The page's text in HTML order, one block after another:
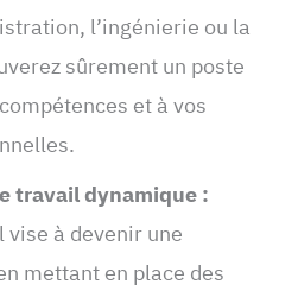
l’ingénierie ou la
sûrement un poste
et à vos
travail dynamique :
vise à devenir une
mettant en place des